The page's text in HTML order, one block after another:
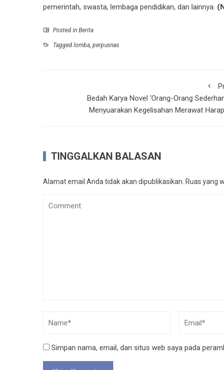
pemerintah, swasta, lembaga pendidikan, dan lainnya.
Posted in Berita
Tagged lomba, perpusnas
Bedah Karya Novel ‘Orang-Orang
Menyuarakan Kegelisahan Merawat
TINGGALKAN BALASAN
Alamat email Anda tidak akan dipublikasikan. Ruas yang
Simpan nama, email, dan situs web saya pada